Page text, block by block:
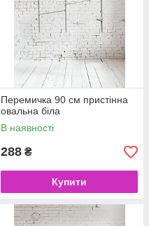
Перемичка 90 см пристінна
овальна біла
В наявності
288 ₴
Купити